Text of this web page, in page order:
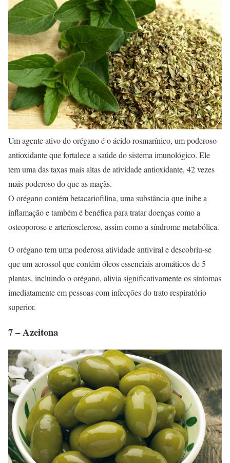
Um agente ativo do orégano é o ácido rosmarínico, um poderoso
antioxidante que fortalece a saúde do sistema imunológico. Ele
tem uma das taxas mais altas de atividade antioxidante, 42 vezes
mais poderoso do que as maçãs.
O orégano contém betacariofilina, uma substância que inibe a
inflamação e também é benéfica para tratar doenças como a
osteoporose e arteriosclerose, assim como a síndrome metabólica.
O orégano tem uma poderosa atividade antiviral e descobriu-se
que um aerossol que contém óleos essenciais aromáticos de 5
plantas, incluindo o orégano, alivia significativamente os sintomas
imediatamente em pessoas com infecções do trato respiratório
superior.
7 – Azeitona